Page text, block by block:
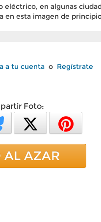
eléctrico, en algunas
en esta imagen de
a tu cuenta o Regístrate
Foto:
AL AZAR